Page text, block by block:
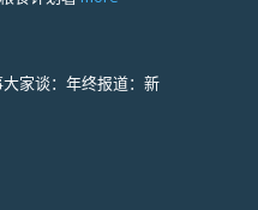
家谈：年终报道：新